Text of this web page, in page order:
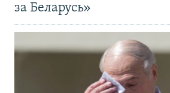
за Беларусь»